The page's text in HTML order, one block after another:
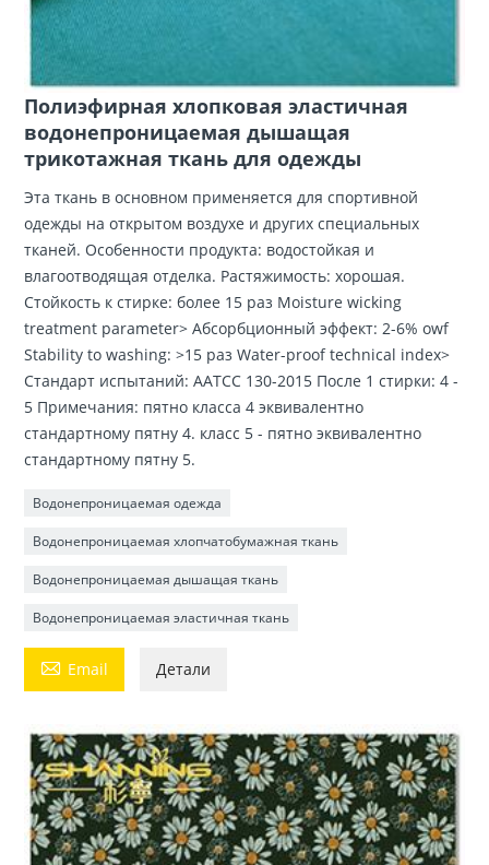
Полиэфирная хлопковая эластичная
водонепроницаемая дышащая
трикотажная ткань для одежды
Эта ткань в основном применяется для спортивной
одежды на открытом воздухе и других специальных
тканей. Особенности продукта: водостойкая и
влагоотводящая отделка. Растяжимость: хорошая.
Стойкость к стирке: более 15 раз Moisture wicking
treatment parameter> Абсорбционный эффект: 2-6% owf
Stability to washing: >15 раз Water-proof technical index>
Стандарт испытаний: ААТСС 130-2015 После 1 стирки: 4 -
5 Примечания: пятно класса 4 эквивалентно
стандартному пятну 4. класс 5 - пятно эквивалентно
стандартному пятну 5.
Водонепроницаемая одежда
Водонепроницаемая хлопчатобумажная ткань
Водонепроницаемая дышащая ткань
Водонепроницаемая эластичная ткань
 Email Детали